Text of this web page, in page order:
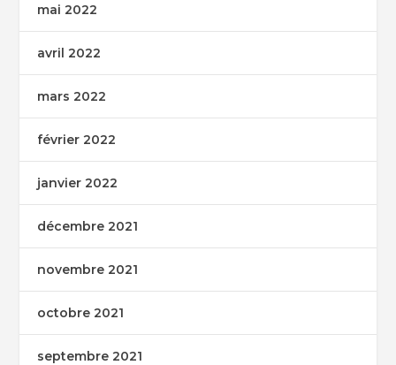
mai 2022
avril 2022
mars 2022
février 2022
janvier 2022
décembre 2021
novembre 2021
octobre 2021
septembre 2021